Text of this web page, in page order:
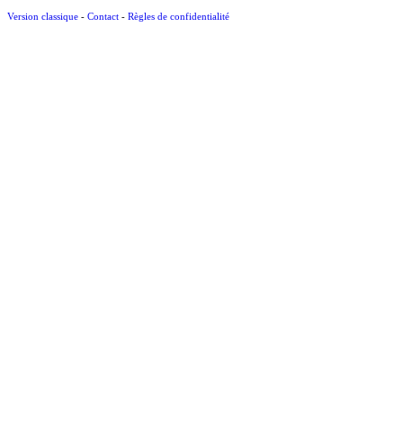
Version classique - Contact - Règles de confidentialité